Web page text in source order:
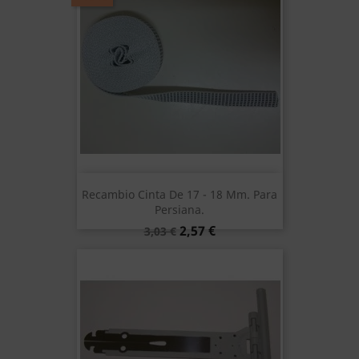
Recambio Cinta De 17 - 18 Mm. Para
Persiana.
Precio
3,03 € Precio
2,57 €